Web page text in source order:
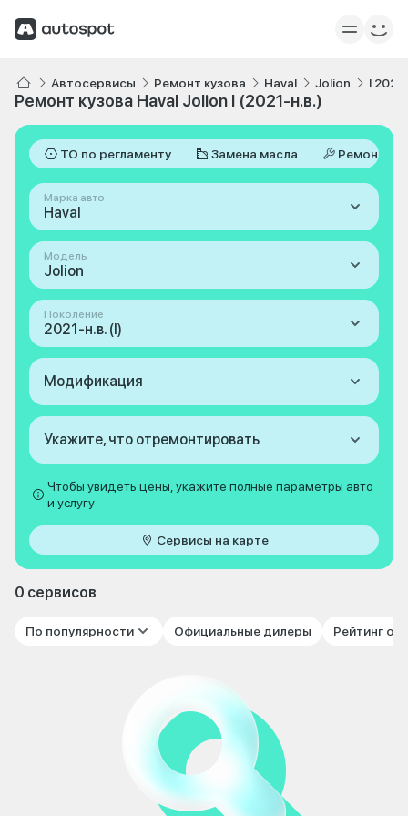
Автосервисы Ремонт кузова Haval Jolion I
Ремонт кузова Haval Jolion I (2021-н.в.)
ТО по регламенту Замена масла Ремонт
Марка авто
Haval
Модель
Jolion
Поколение
2021-н.в. (I)
Модификация
Укажите, что отремонтировать
Чтобы увидеть цены, укажите полные параметры авто
и услугу
Сервисы на карте
0 сервисов
По популярности Официальные дилеры Рейтинг